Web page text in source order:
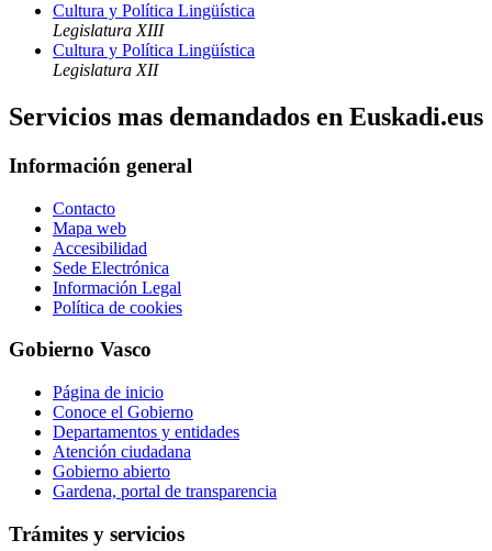
Cultura y Política Lingüística
Legislatura XIII
Cultura y Política Lingüística
Legislatura XII
Servicios mas demandados en Euskadi.eus
Información general
Contacto
Mapa web
Accesibilidad
Sede Electrónica
Información Legal
Política de cookies
Gobierno Vasco
Página de inicio
Conoce el Gobierno
Departamentos y entidades
Atención ciudadana
Gobierno abierto
Gardena, portal de transparencia
Trámites y servicios